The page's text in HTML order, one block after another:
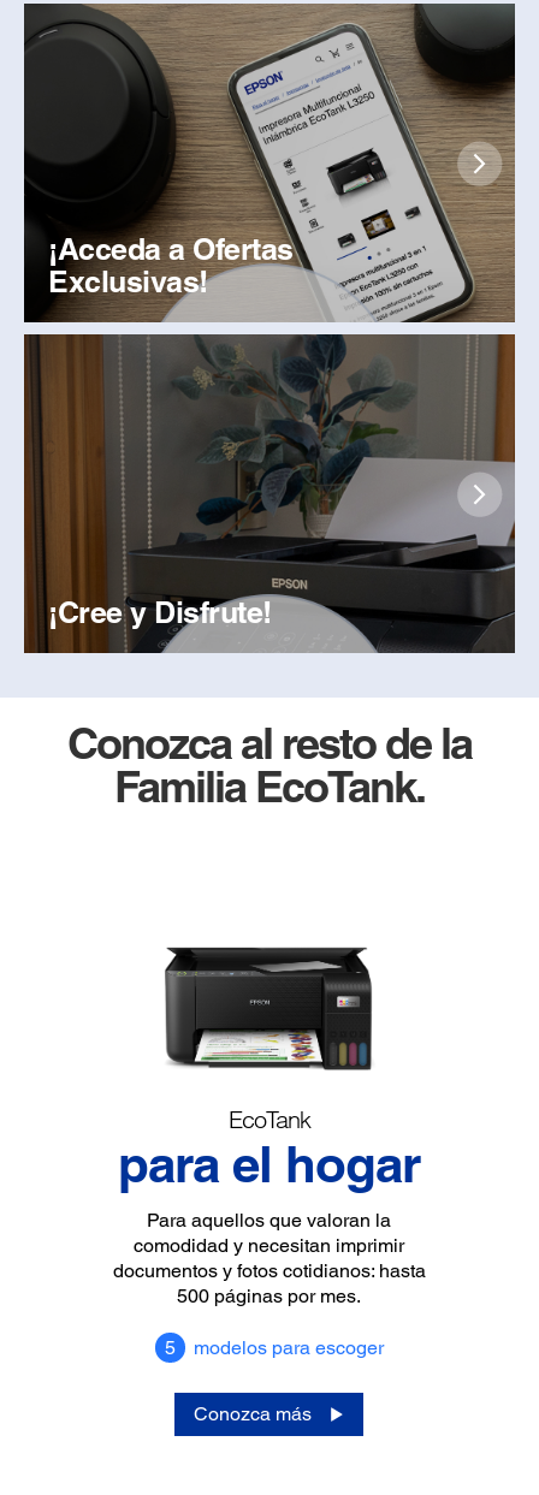
¡Acceda a Ofertas
Exclusivas!
¡Cree y Disfrute!
Conozca al resto de la
Familia EcoTank.
EcoTank
para el hogar
Para aquellos que valoran la
comodidad y necesitan imprimir
documentos y fotos cotidianos: hasta
500 páginas por mes.
5 modelos para escoger
Conozca más